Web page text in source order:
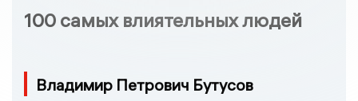
100 самых влиятельных людей
Владимир Петрович Бутусов